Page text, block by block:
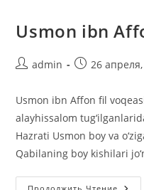
Usmon ibn
Авторadmin
Запись
26
Usmon ibn Affon fil
alayhissalom
Hazrati Usmon boy va
Qabilaning boy kishilari